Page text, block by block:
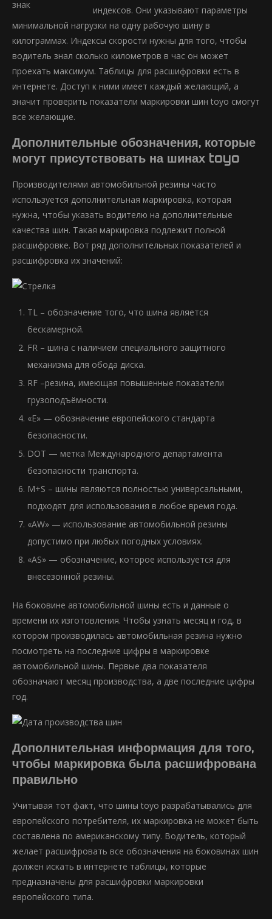
индексов. Они указывают параметры
минимальной нагрузки на одну рабочую шину в
килограммах. Индексы скорости нужны для того, чтобы
водитель знал сколько километров в час он может
проехать максимум. Таблицы для расшифровки есть в
интернете. Доступ к ними имеет каждый желающий, а
значит проверить показатели маркировки шин toyo смогут
все желающие.
Дополнительные обозначения, которые
могут присутствовать на шинах toyo
Производителями автомобильной резины часто
используется дополнительная маркировка, которая
нужна, чтобы указать водителю на дополнительные
качества шин. Такая маркировка подлежит полной
расшифровке. Вот ряд дополнительных показателей и
расшифровка их значений:
TL – обозначение того, что шина является
бескамерной.
FR – шина с наличием специального защитного
механизма для обода диска.
RF –резина, имеющая повышенные показатели
грузоподъёмности.
«E» — обозначение европейского стандарта
безопасности.
DOT — метка Международного департамента
безопасности транспорта.
M+S – шины являются полностью универсальными,
подходят для использования в любое время года.
«AW» — использование автомобильной резины
допустимо при любых погодных условиях.
«AS» — обозначение, которое используется для
внесезонной резины.
На боковине автомобильной шины есть и данные о
времени их изготовления. Чтобы узнать месяц и год, в
котором производилась автомобильная резина нужно
посмотреть на последние цифры в маркировке
автомобильной шины. Первые два показателя
обозначают месяц производства, а две последние цифры
год.
Дополнительная информация для того,
чтобы маркировка была расшифрована
правильно
Учитывая тот факт, что шины toyo разрабатывались для
европейского потребителя, их маркировка не может быть
составлена по американскому типу. Водитель, который
желает расшифровать все обозначения на боковинах шин
должен искать в интернете таблицы, которые
предназначены для расшифровки маркировки
европейского типа.